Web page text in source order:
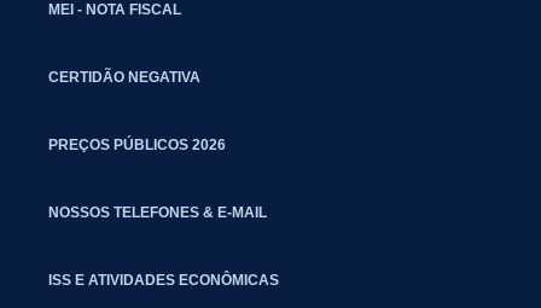
MEI - NOTA FISCAL
CERTIDÃO NEGATIVA
PREÇOS PÚBLICOS 2026
NOSSOS TELEFONES & E-MAIL
ISS E ATIVIDADES ECONÔMICAS